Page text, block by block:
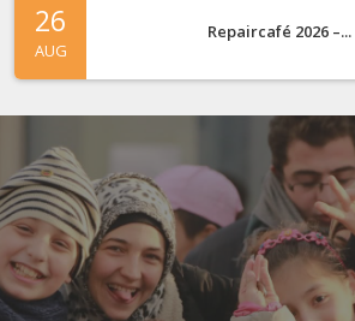
26
AUG
Repaircafé 2026 –...